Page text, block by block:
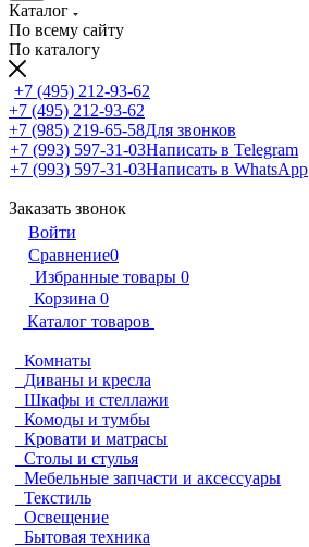
Каталог
По всему сайту
По каталогу
+7 (495) 212-93-62
+7 (495) 212-93-62
+7 (985) 219-65-58Для звонков
+7 (993) 597-31-03Написать в Telegram
+7 (993) 597-31-03Написать в WhatsApp
Заказать звонок
Войти
Сравнение0
Избранные товары 0
Корзина 0
Каталог товаров
Комнаты
Диваны и кресла
Шкафы и стеллажи
Комоды и тумбы
Кровати и матрасы
Столы и стулья
Мебельные запчасти и аксессуары
Текстиль
Освещение
Бытовая техника